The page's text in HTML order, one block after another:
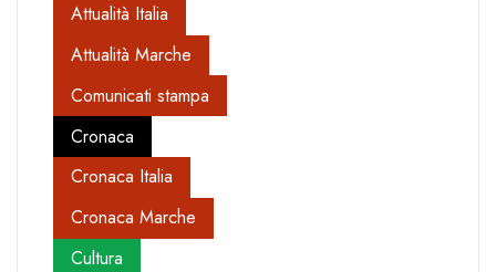
Attualità Italia
Attualità Marche
Comunicati stampa
Cronaca
Cronaca Italia
Cronaca Marche
Cultura